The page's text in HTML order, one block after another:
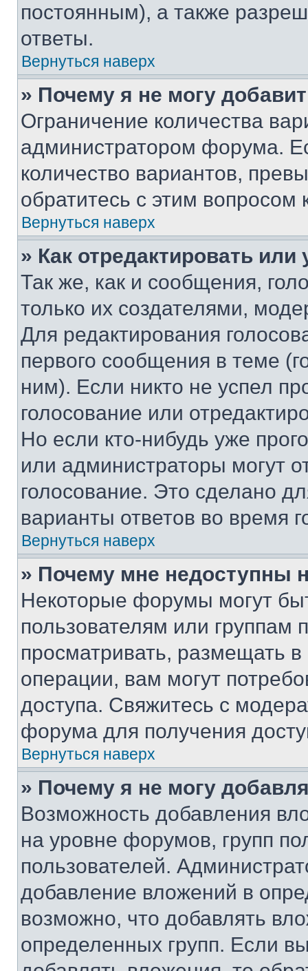
постоянным), а также
ответы.
Вернуться наверх
» Почему я не могу
Ограничение количества
администратором форума.
количество вариантов,
обратитесь с этим вопросом
Вернуться наверх
» Как отредактировать
Так же, как и сообщения,
только их создателями,
Для редактирования
первого сообщения в теме
ним). Если никто не успел
голосование или
Но если кто-нибудь уже
или администраторы могут
голосование. Это сделано
варианты ответов во время
Вернуться наверх
» Почему мне недоступны
Некоторые форумы могут
пользователям или группам
просматривать, размещать
операции, вам могут
доступа. Свяжитесь с
форума для получения
Вернуться наверх
» Почему я не могу
Возможность добавления
на уровне форумов, групп
пользователей.
добавление вложений в
возможно, что добавлять
определенных групп. Если